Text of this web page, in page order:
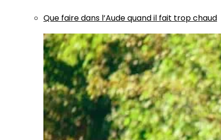
Que faire dans l’Aude quand il fait trop chaud